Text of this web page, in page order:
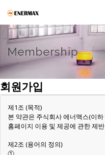
Membership
회원가입
제1조 (목적)
본 약관은 주식회사 에너맥스(이
홈페이지 이용 및 제공에 관한 제
제2조 (용어의 정의)